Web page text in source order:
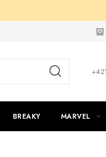
BREAKY MARVEL